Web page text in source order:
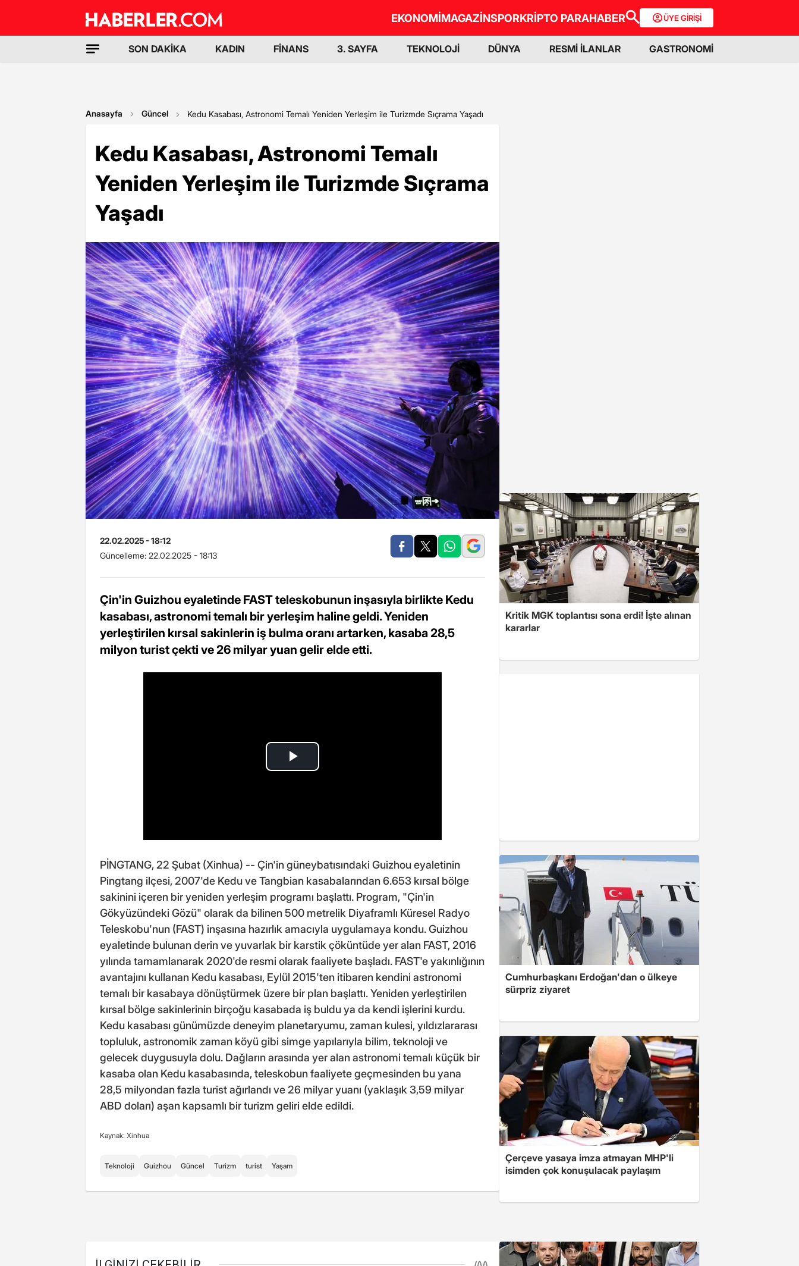
EKONOMİMAGAZİNSPORKRİPTO PARAHABER ÜYE GİRİŞİ
SON DAKİKA KADIN FİNANS 3. SAYFA TEKNOLOJİ DÜNYA RESMİ İLANLAR GASTRONOMİ
Anasayfa Güncel Kedu Kasabası, Astronomi Temalı Yeniden Yerleşim ile Turizmde Sıçrama Yaşadı
Kedu Kasabası, Astronomi Temalı
Yeniden Yerleşim ile Turizmde Sıçrama
Yaşadı
22.02.2025 - 18:12
Güncelleme: 22.02.2025 - 18:13
Çin'in Guizhou eyaletinde FAST teleskobunun inşasıyla birlikte Kedu
kasabası, astronomi temalı bir yerleşim haline geldi. Yeniden
yerleştirilen kırsal sakinlerin iş bulma oranı artarken, kasaba 28,5
milyon turist çekti ve 26 milyar yuan gelir elde etti.
PİNGTANG, 22 Şubat (Xinhua) -- Çin'in güneybatısındaki Guizhou eyaletinin
Pingtang ilçesi, 2007'de Kedu ve Tangbian kasabalarından 6.653 kırsal bölge
sakinini içeren bir yeniden yerleşim programı başlattı. Program, "Çin'in
Gökyüzündeki Gözü" olarak da bilinen 500 metrelik Diyaframlı Küresel Radyo
Teleskobu'nun (FAST) inşasına hazırlık amacıyla uygulamaya kondu. Guizhou
eyaletinde bulunan derin ve yuvarlak bir karstik çöküntüde yer alan FAST, 2016
yılında tamamlanarak 2020'de resmi olarak faaliyete başladı. FAST'e yakınlığının
avantajını kullanan Kedu kasabası, Eylül 2015'ten itibaren kendini astronomi
temalı bir kasabaya dönüştürmek üzere bir plan başlattı. Yeniden yerleştirilen
kırsal bölge sakinlerinin birçoğu kasabada iş buldu ya da kendi işlerini kurdu.
Kedu kasabası günümüzde deneyim planetaryumu, zaman kulesi, yıldızlararası
topluluk, astronomik zaman köyü gibi simge yapılarıyla bilim, teknoloji ve
gelecek duygusuyla dolu. Dağların arasında yer alan astronomi temalı küçük bir
kasaba olan Kedu kasabasında, teleskobun faaliyete geçmesinden bu yana
28,5 milyondan fazla turist ağırlandı ve 26 milyar yuanı (yaklaşık 3,59 milyar
ABD doları) aşan kapsamlı bir turizm geliri elde edildi.
Kaynak: Xinhua
Teknoloji Guizhou Güncel Turizm turist Yaşam
Kritik MGK toplantısı sona erdi! İşte alınan
kararlar
Cumhurbaşkanı Erdoğan'dan o ülkeye
sürpriz ziyaret
Çerçeve yasaya imza atmayan MHP'li
isimden çok konuşulacak paylaşım